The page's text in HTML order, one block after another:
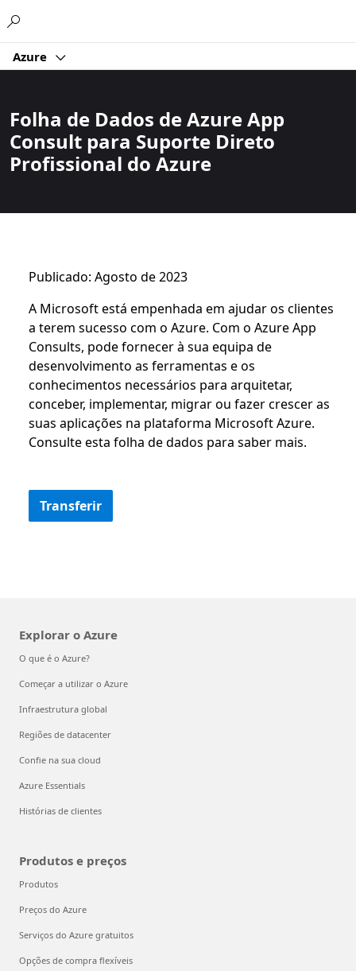
Azure
Folha de Dados de Azure App
Consult para Suporte Direto
Profissional do Azure
Publicado: Agosto de 2023
A Microsoft está empenhada em ajudar os clientes
a terem sucesso com o Azure. Com o Azure App
Consults, pode fornecer à sua equipa de
desenvolvimento as ferramentas e os
conhecimentos necessários para arquitetar,
conceber, implementar, migrar ou fazer crescer as
suas aplicações na plataforma Microsoft Azure.
Consulte esta folha de dados para saber mais.
Transferir
Explorar o Azure
O que é o Azure?
Começar a utilizar o Azure
Infraestrutura global
Regiões de datacenter
Confie na sua cloud
Azure Essentials
Histórias de clientes
Produtos e preços
Produtos
Preços do Azure
Serviços do Azure gratuitos
Opções de compra flexíveis